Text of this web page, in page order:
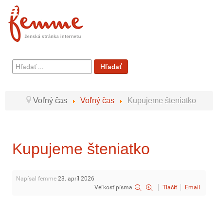
Hľadať
...
Hľadať
Voľný čas Voľný čas Kupujeme šteniatko
Kupujeme šteniatko
Napísal femme 23. apríl 2026
Veľkosť písma
Tlačiť Email